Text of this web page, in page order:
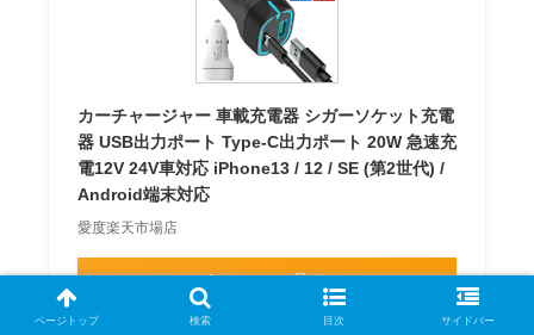
カーチャージャー 車載充電器 シガーソケット充電
器 USB出力ポート Type-C出力ポート 20W 急速充
電12V 24V車対応 iPhone13 / 12 / SE (第2世代) /
Android端末対応
愛度楽天市場店
Amazonで見る
ページトップ 検索 目次 サイドバー